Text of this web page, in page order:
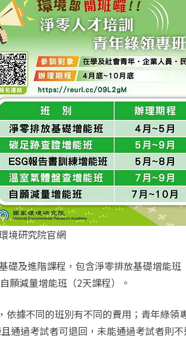
境研究院官網
及進階課程，包含淨零排放基礎增能班
願減量增能班（2天課程）。
據不同的班別有不同的費用；青年綠
通過考試者可退回，未能通過考試者則不